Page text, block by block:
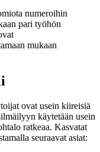
numeroihin
pari työhön
mukaan
ovat usein kiireisiä
käytetään usein
ratkeaa. Kasvatat
seuraavat asiat: